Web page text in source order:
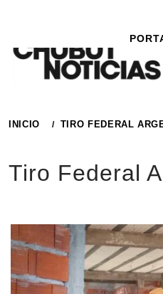
contenido
INICIO TIRO FEDERAL
Tiro Federal